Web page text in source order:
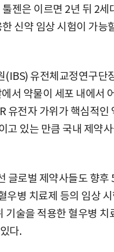
젠은 이르면 2년 뒤 2세
신약 임상 시험이 가능
(IBS) 유전체교정연구단
서 약물이 세포 내에서
유전자 가위가 핵심적인
있는 만큼 국내 제약
글로벌 제약사들도 향후
우병 치료제 등의 임상
기술을 적용한 혈우병 치
다.